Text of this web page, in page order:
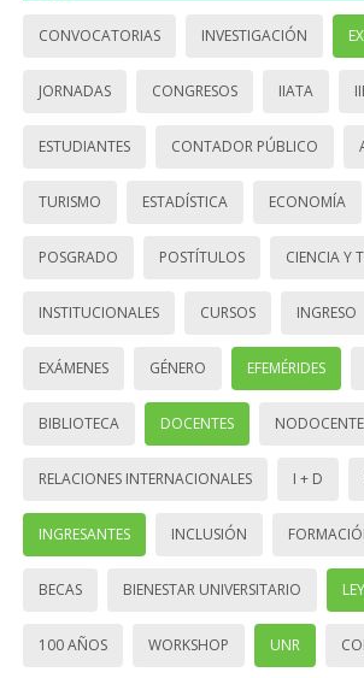
CONVOCATORIAS INVESTIGACIÓN
JORNADAS CONGRESOS IIATA
ESTUDIANTES CONTADOR PÚBLICO
TURISMO ESTADÍSTICA ECONOMÍA
POSGRADO POSTÍTULOS CIENCIA Y
INSTITUCIONALES CURSOS INGRESO
EXÁMENES GÉNERO EFEMÉRIDES
BIBLIOTECA DOCENTES
RELACIONES INTERNACIONALES I + D
INGRESANTES INCLUSIÓN
BECAS BIENESTAR UNIVERSITARIO
100 AÑOS WORKSHOP UNR